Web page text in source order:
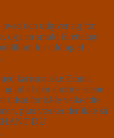
den udgiver sig for,
og i en smukt tilrettelagt
for uddrag af
karismatiske Emma
ud af den enorme scene i
udsat for både velkendte
plus værker der ikke så
DU